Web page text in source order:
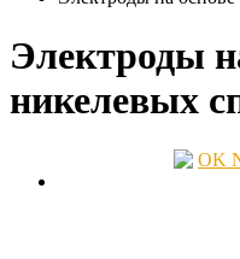
Электроды
никелевых